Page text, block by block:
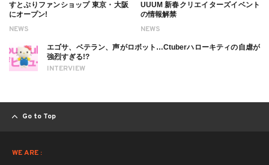
NEWS
すとぷりファンショップ 東京・大阪
にオープン!
NEWS
UUUM 新春クリエイターズイベント
の情報解禁
INTERVIEW
エゴサ、ベテラン、声がロボット…Ctuberハローキティの自虐が
強烈すぎる!?
Go to Top
WE ARE :